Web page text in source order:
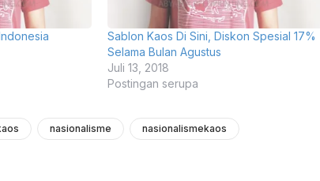
Sablon Kaos Di Sini, Diskon Spesial 17%
Selama Bulan Agustus
Juli 13, 2018
Postingan serupa
nasionalisme nasionalismekaos